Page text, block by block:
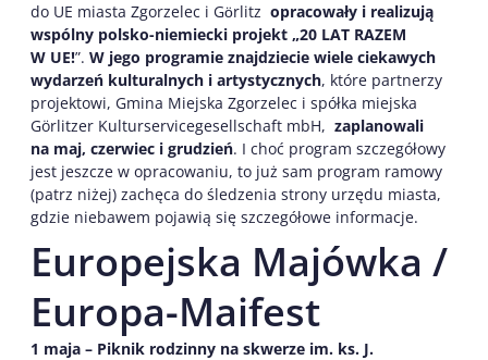
do UE miasta Zgorzelec i Gӧrlitz opracowały i realizują
wspólny polsko-niemiecki projekt „20 LAT RAZEM
W UE!”. W jego programie znajdziecie wiele ciekawych
wydarzeń kulturalnych i artystycznych, które partnerzy
projektowi, Gmina Miejska Zgorzelec i spółka miejska
Görlitzer Kulturservicegesellschaft mbH, zaplanowali
na maj, czerwiec i grudzień. I choć program szczegółowy
jest jeszcze w opracowaniu, to już sam program ramowy
(patrz niżej) zachęca do śledzenia strony urzędu miasta,
gdzie niebawem pojawią się szczegółowe informacje.
Europejska Majówka /
Europa-Maifest
1 maja – Piknik rodzinny na skwerze im. ks. J.